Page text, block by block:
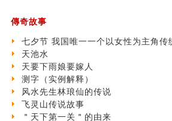
风水先生林琅仙的传说
从痣看相
姓名陰陽配置的凶吉
六爻測住宅風水 (四)
玄空本义 (五)
财务办公室风水布局
精选1500个五行属木的字
玄空本义 (四)
傳奇故事
七夕节 我国唯一一个以女性为主角传
天池水
天要下雨娘要嫁人
测字（实例解释）
风水先生林琅仙的传说
飞灵山传说故事
＂天下第一关＂的由来